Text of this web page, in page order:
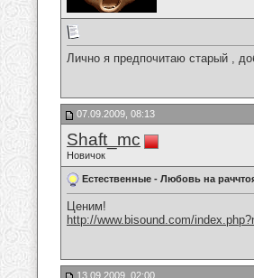
Лично я предпочитаю старый ,
07.09.2009, 08:13
Shaft_mc
Новичок
Естественные - Любовь на
Ценим!
http://www.bisound.com/
13.09.2009, 02:00